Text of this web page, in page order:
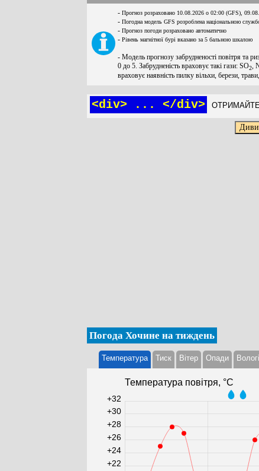
- Прогноз розраховано 10.08.2026 о 02:00 (GFS),
- Погодна модель GFS розроблена національною
- Прогноз погоди розраховано автоматично
- Рівень магнітної бурі вказано за 5 бальною шкалою
- Модель прогнозу забрудненості повітря та
0 до 5. Забрудненість враховує такі гази: SO2 ,
враховує наявність пилку вільхи, берези,
<div> ... </div>
Погода Хочине на тиждень
Температура Тиск Вітер Опади
Температура повітря, °С
+22
+24
+26
+28
+30
+32